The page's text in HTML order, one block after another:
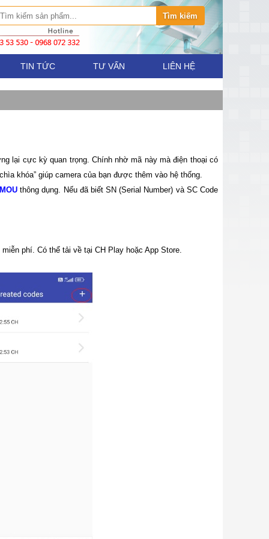
TIN TỨC TƯ VẤN LIÊN HỆ
lại cực kỳ quan trọng. Chính nhờ mã này mà điện thoại có
khóa” giúp camera của bạn được thêm vào hệ thống.
thông dụng. Nếu đã biết SN (Serial Number) và SC Code
phí. Có thể tải về tại CH Play hoặc App Store.